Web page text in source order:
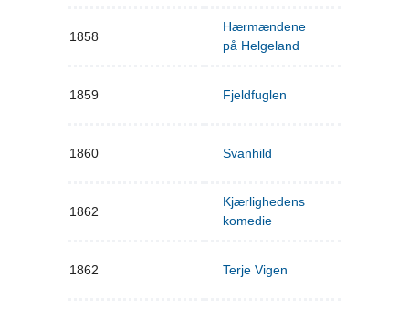
1858
Hærmændene
på Helgeland
1859 Fjeldfuglen
1860 Svanhild
1862
Kjærlighedens
komedie
1862 Terje Vigen